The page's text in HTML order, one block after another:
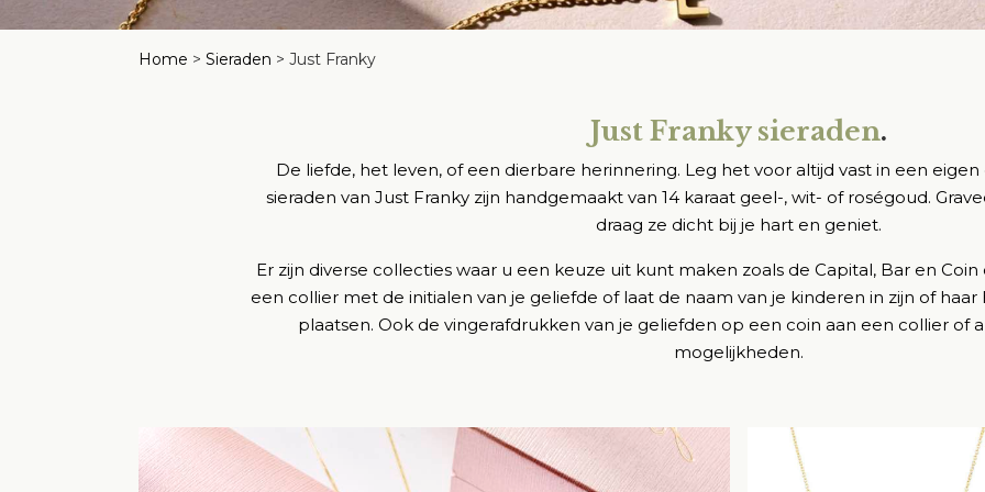
Home > Sieraden > Just Franky
Just Franky sieraden.
De liefde, het leven, of een dierbare herinnering. Leg het voor altijd vast in een
sieraden van Just Franky zijn handgemaakt van 14 karaat geel-, wit- of roségoud.
draag ze dicht bij je hart en geniet.
Er zijn diverse collecties waar u een keuze uit kunt maken zoals de Capital, Bar en
een collier met de initialen van je geliefde of laat de naam van je kinderen in zijn of
plaatsen. Ook de vingerafdrukken van je geliefden op een coin aan een collier of
mogelijkheden.